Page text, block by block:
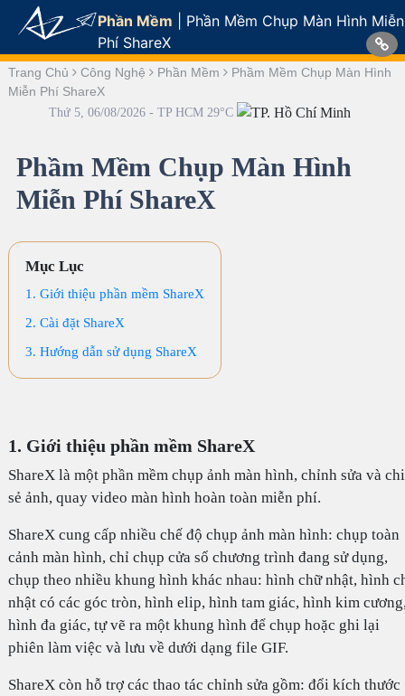
Phần Mềm
Phần Mềm Chụp Màn Hình Miễn
Phí ShareX
Trang Chủ Công Nghệ Phần Mềm
Phầm Mềm Chụp Màn Hình
Miễn Phí ShareX
Thứ 5, 06/08/2026 - TP HCM 29°C
Phầm Mềm Chụp Màn Hình
Miễn Phí ShareX
Mục Lục
1. Giới thiệu phần mềm ShareX
2. Cài đặt ShareX
3. Hướng dẫn sử dụng ShareX
1. Giới thiệu phần mềm ShareX
ShareX là một phần mềm chụp ảnh màn hình, chỉnh sửa và
sẻ ảnh, quay video màn hình hoàn toàn miễn phí.
ShareX cung cấp nhiều chế độ chụp ảnh màn hình: chụp toàn
cảnh màn hình, chỉ chụp cửa sổ chương trình đang sử dụng,
chụp theo nhiều khung hình khác nhau: hình chữ nhật, hình
nhật có các góc tròn, hình elip, hình tam giác, hình kim
hình đa giác, tự vẽ ra một khung hình để chụp hoặc ghi lại
phiên làm việc và lưu về dưới dạng file GIF.
ShareX còn hỗ trợ các thao tác chỉnh sửa gồm: đổi kích thước